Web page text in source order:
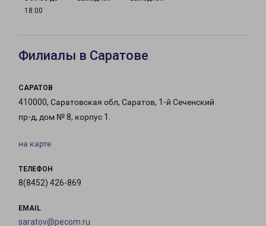
18:00
Филиалы в Саратове
САРАТОВ
410000, Саратовская обл, Саратов, 1-й Сеченский
пр-д, дом № 8, корпус 1.
на карте
ТЕЛЕФОН
8(8452) 426-869
EMAIL
saratov@pecom.ru